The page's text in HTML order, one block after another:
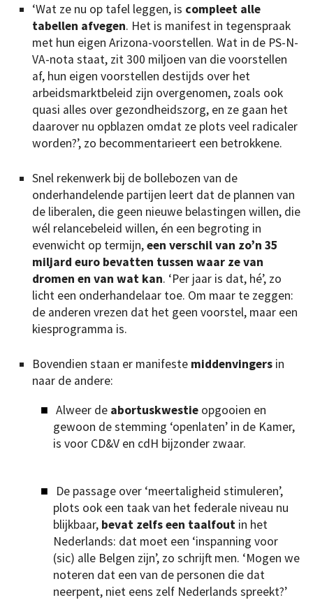
‘Wat ze nu op tafel leggen, is compleet alle
tabellen afvegen. Het is manifest in tegenspraak
met hun eigen Arizona-voorstellen. Wat in de PS-N-
VA-nota staat, zit 300 miljoen van die voorstellen
af, hun eigen voorstellen destijds over het
arbeidsmarktbeleid zijn overgenomen, zoals ook
quasi alles over gezondheidszorg, en ze gaan het
daarover nu opblazen omdat ze plots veel radicaler
worden?’, zo becommentarieert een betrokkene.
Snel rekenwerk bij de bollebozen van de
onderhandelende partijen leert dat de plannen van
de liberalen, die geen nieuwe belastingen willen, die
wél relancebeleid willen, én een begroting in
evenwicht op termijn,een verschil van zo’n 35
miljard euro bevatten tussen waar ze van
dromen en van wat kan. ‘Per jaar is dat, hé’, zo
licht een onderhandelaar toe. Om maar te zeggen:
de anderen vrezen dat het geen voorstel, maar een
kiesprogramma is.
Bovendien staan er manifeste middenvingers in
naar de andere:
Alweer deabortuskwestieopgooien en
gewoon de stemming ‘openlaten’ in de Kamer,
is voor CD&V en cdH bijzonder zwaar.
De passage over ‘meertaligheid stimuleren’,
plots ook een taak van het federale niveau nu
blijkbaar, bevat zelfs een taalfout in het
Nederlands: dat moet een ‘inspanning voor
(sic) alle Belgen zijn’, zo schrijft men. ‘Mogen we
noteren dat een van de personen die dat
neerpent, niet eens zelf Nederlands spreekt?’